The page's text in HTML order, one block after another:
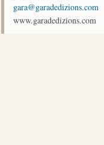
moc.snoizidedarag@arag
www.garadedizions.com